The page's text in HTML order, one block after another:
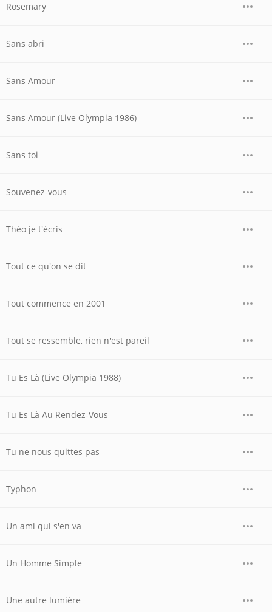
Rosemary
Sans abri
Sans Amour
Sans Amour (Live Olympia 1986)
Sans toi
Souvenez-vous
Théo je t'écris
Tout ce qu'on se dit
Tout commence en 2001
Tout se ressemble, rien n'est pareil
Tu Es Là (Live Olympia 1988)
Tu Es Là Au Rendez-Vous
Tu ne nous quittes pas
Typhon
Un ami qui s'en va
Un Homme Simple
Une autre lumière